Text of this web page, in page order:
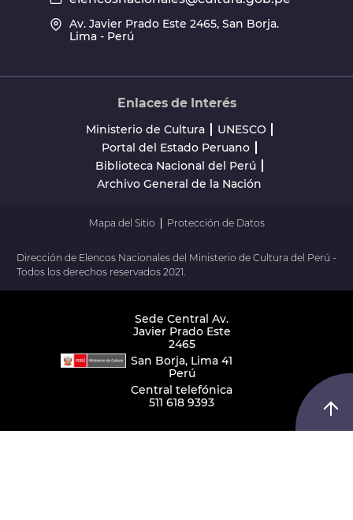
Av. Javier Prado Este 2465, San Borja.
Lima - Perú
Enlaces de Interés
Ministerio de Cultura
UNESCO
Portal del Estado Peruano
Biblioteca Nacional del Perú
Archivo General de la Nación
Mapa del Sitio Protección de Datos
Dirección de Elencos Nacionales del Ministerio de Cultura del Perú -
Todos los derechos reservados 2021.
Sede Central Av.
Javier Prado Este
2465
San Borja, Lima 41
Perú
Central telefónica
511 618 9393